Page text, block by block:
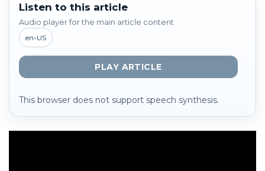
Listen to this article
Audio player for the main article content
en-US
PLAY ARTICLE
This browser does not support speech synthesis.